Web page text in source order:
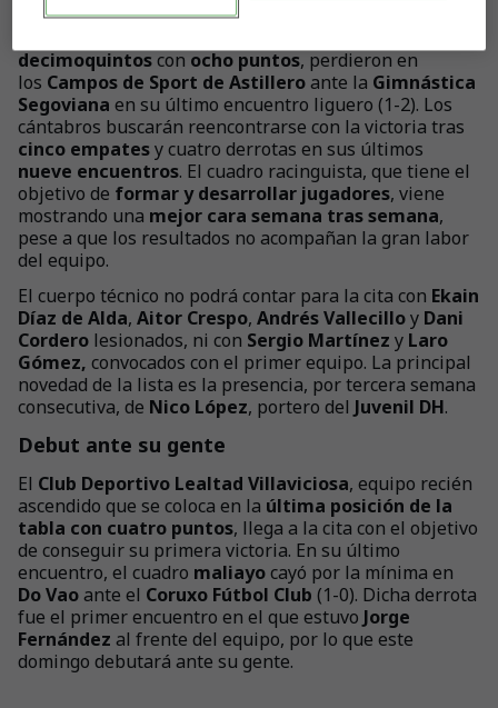
decimoquintoscon ocho puntos, perdieron en
los Campos de Sport de Astilleroante la Gimnástica
Segoviana en su último encuentro liguero (1-2). Los
cántabros buscarán reencontrarse con la victoria tras
cinco empatesy cuatro derrotas en sus últimos
nueve encuentros. El cuadro racinguista, que tiene el
objetivo de formar y desarrollar jugadores, viene
mostrando una mejor cara semana tras semana,
pese a que los resultados no acompañan la gran labor
del equipo.
El cuerpo técnico no podrá contar para la cita con Ekain
Díaz de Alda, Aitor Crespo, Andrés Vallecilloy Dani
Cordero lesionados, ni con Sergio Martínez y Laro
Gómez, convocados con el primer equipo. La principal
novedad de la lista es la presencia, por tercera semana
consecutiva, de Nico López, portero del Juvenil DH.
Debut ante su gente
El Club Deportivo Lealtad Villaviciosa, equipo recién
ascendido que se coloca en la última posición de la
tabla con cuatro puntos, llega a la cita con el objetivo
de conseguir su primera victoria. En su último
encuentro, el cuadro maliayocayó por la mínima en
Do Vaoante el Coruxo Fútbol Club (1-0). Dicha derrota
fue el primer encuentro en el que estuvo Jorge
Fernández al frente del equipo, por lo que este
domingo debutará ante su gente.